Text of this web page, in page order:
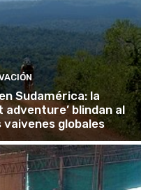
Sudamérica: la
adventure’ blindan al
globales